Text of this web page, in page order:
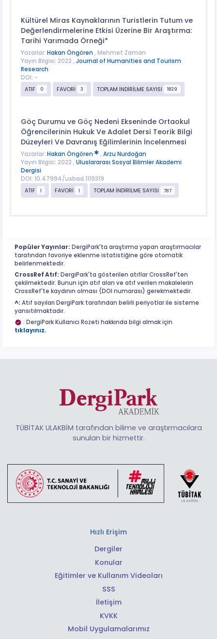
Kültürel Miras Kaynaklarının Turistlerin Tutum ve
Değerlendirmelerine Etkisi Üzerine Bir Araştırma:
Tarihi Yarımada Örneği*
Yazarlar: Hakan Öngören , Mehmet Zaman
Yayın Bilgisi: 2022 , Journal of Humanities and Tourism
Research
DOI: -
ATIF
0 FAVORİ 3 TOPLAM İNDİRİLME SAYISI 1829
Göç Durumu ve Göç Nedeni Ekseninde Ortaokul
Öğrencilerinin Hukuk Ve Adalet Dersi Teorik Bilgi
Düzeyleri Ve Davranış Eğilimlerinin İncelenmesi
Yazarlar: Hakan Öngören , Arzu Nurdoğan
Yayın Bilgisi: 2022 , Uluslararası Sosyal Bilimler Akademi
Dergisi
DOI: 10.47994/usbad.1119319
ATIF
1 FAVORİ 1 TOPLAM İNDİRİLME SAYISI 787
Popüler Yayınlar: DergiPark'ta araştırma yapan araştırmacılar
tarafından favoriye eklenme istatistiğine göre otomatik
belirlenmektedir.
CrossRef Atıf: DergiPark'ta gösterilen atıflar CrossRef'ten
çekilmektedir. Bunun için atıf alan ve atıf verilen makalelerin
CrossRef'te kaydının olması (DOI numarası) gerekmektedir.
^: Atıf sayıları DergiPark tarafından belirli periyotlar ile sisteme
yansıtılmaktadır.
: DergiPark Kullanıcı Rozeti hakkında bilgi almak için
tıklayınız.
TÜBİTAK ULAKBİM tarafından bilime ve araştırmacılara
sunulan bir hizmettir.
Hızlı Erişim
Dergiler
Konular
Eğitimler ve Kullanım Videoları
SSS
İletişim
KVKK
Mobil Uygulamalarımız